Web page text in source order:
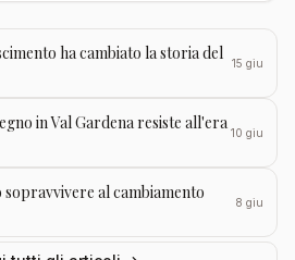
ha cambiato la storia del
15 giu
in Val Gardena resiste all'era 10 giu
sopravvivere al cambiamento
8 giu